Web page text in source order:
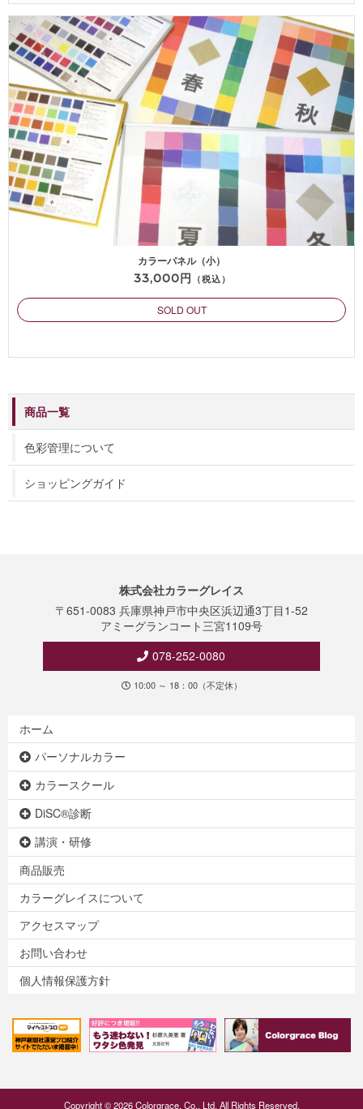
カラーパネル（小）
33,000円
（税込）
SOLD OUT
商品一覧
色彩管理について
ショッピングガイド
株式会社カラーグレイス
〒651-0083 兵庫県神戸市中央区浜辺通3丁目1-52
アミーグランコート三宮1109号
078-252-0080
10:00 ～ 18：00（不定休）
ホーム
パーソナルカラー
カラースクール
DiSC®診断
講演・研修
商品販売
カラーグレイスについて
アクセスマップ
お問い合わせ
個人情報保護方針
Copyright © 2026 Colorgrace. Co., Ltd. All Rights Reserved.